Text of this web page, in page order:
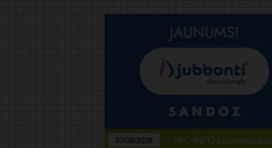
07/08/2026 MIC-INFO Likumdošana